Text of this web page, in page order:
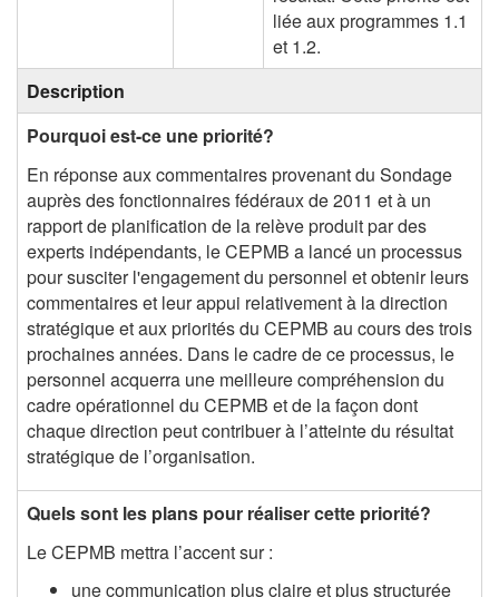
liée aux programmes 1.1
et 1.2.
Description
Pourquoi est-ce une priorité?
En réponse aux commentaires provenant du Sondage
auprès des fonctionnaires fédéraux de 2011 et à un
rapport de planification de la relève produit par des
experts indépendants, le CEPMB a lancé un processus
pour susciter l'engagement du personnel et obtenir leurs
commentaires et leur appui relativement à la direction
stratégique et aux priorités du CEPMB au cours des trois
prochaines années. Dans le cadre de ce processus, le
personnel acquerra une meilleure compréhension du
cadre opérationnel du CEPMB et de la façon dont
chaque direction peut contribuer à l’atteinte du résultat
stratégique de l’organisation.
Quels sont les plans pour réaliser cette priorité?
Le CEPMB mettra l’accent sur :
une communication plus claire et plus structurée